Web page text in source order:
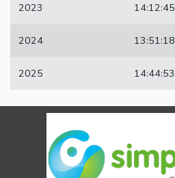
2023 14:12:45
2024 13:51:18
2025 14:44:53